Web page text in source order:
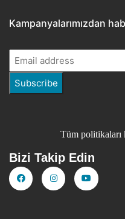
Kampanyalarımızdan
Tüm politikaları
Bizi Takip Edin